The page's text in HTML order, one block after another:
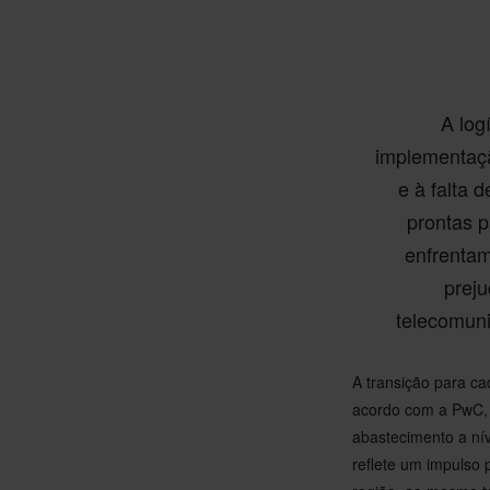
A
e à falta
prontas
A transição para
acordo com a
abastecimento a
reflete um impulso